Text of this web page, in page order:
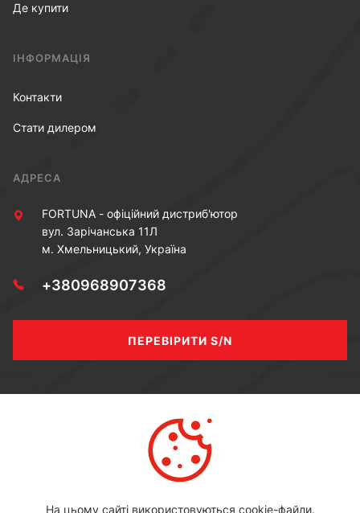
Де купити
ІНФОРМАЦІЯ
Контакти
Стати дилером
АДРЕСА
FORTUNA - офіційний дистриб'ютор
вул. Зарічанська 11Л
м. Хмельницький, Україна
+380968907368
ПЕРЕВІРИТИ S/N
На цьому сайті використовуються cookie-файли.